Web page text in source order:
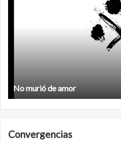
Feminismo
Convergencias